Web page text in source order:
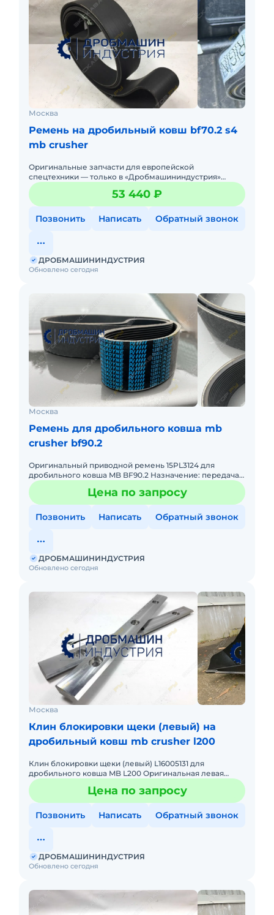
Москва
Ремень на дробильный ковш bf70.2 s4
mb crusher
Оригинальные запчасти для европейской
спецтехники — только в «Дробмашининдустрия»
Любая замена неоригиналом — это риск простоя,
поломки и снижения ресурса. Мы
53 440 ₽
Позвонить Написать Обратный звонок
Обновлено сегодня
ДРОБМАШИНИНДУСТРИЯ
Москва
Ремень для дробильного ковша mb
crusher bf90.2
Оригинальный приводной ремень 15PL3124 для
дробильного ковша MB BF90.2 Назначение: передача
крутящего момента от гидромотора на
эксцентриковый вал щековой дроб
Цена по запросу
Позвонить Написать Обратный звонок
Обновлено сегодня
ДРОБМАШИНИНДУСТРИЯ
Москва
Клин блокировки щеки (левый) на
дробильный ковш mb crusher l200
Клин блокировки щеки (левый) L16005131 для
дробильного ковша MB L200 Оригинальная левая
фиксирующая пластина (клин) для надежного
закрепления дробящей плиты в
Цена по запросу
Позвонить Написать Обратный звонок
Обновлено сегодня
ДРОБМАШИНИНДУСТРИЯ